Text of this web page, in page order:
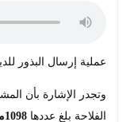
عملية إرسال البذور
وتجدر الإشارة بأن
الفلاحة بلغ عددها 1098مؤسسة